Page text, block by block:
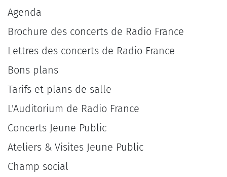
Agenda
Brochure des concerts de Radio France
Lettres des concerts de Radio France
Bons plans
Tarifs et plans de salle
L'Auditorium de Radio France
Concerts Jeune Public
Ateliers & Visites Jeune Public
Champ social